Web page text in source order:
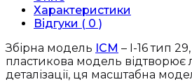
тип
29,
Радянський
винищувач
2
Світової
Характеристики
Відгуки ( 0 )
Збірна модель ICM – I-16 тип
пластикова модель відтворює
деталізації, ця масштабна